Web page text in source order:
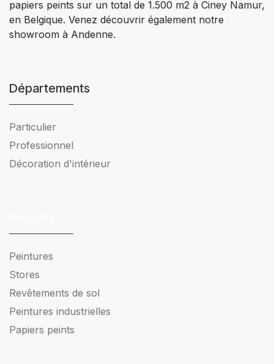
papiers peints sur un total de 1.500 m2 à Ciney Namur,
en Belgique. Venez découvrir également notre
showroom à Andenne.
Départements
Particulier
Professionnel
Décoration d'intérieur
Peintures
Stores
Revêtements de sol
Peintures industrielles
Papiers peints